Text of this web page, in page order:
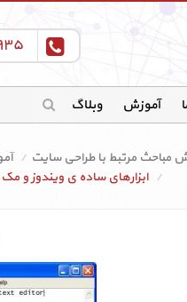
آموزش وبلاگ
مباحث مرتبط با طراحی سایت
ابزارهای ساده ی ویندوز و